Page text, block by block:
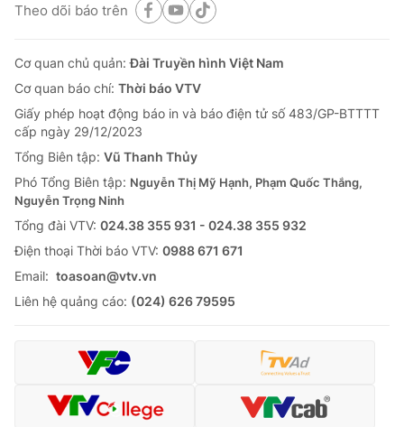
Theo dõi báo trên
Cơ quan chủ quản:Đài Truyền hình Việt Nam
Cơ quan báo chí: Thời báo VTV
Giấy phép hoạt động báo in và báo điện tử số 483/GP-BTTTT
cấp ngày 29/12/2023
Tổng Biên tập: Vũ Thanh Thủy
Phó Tổng Biên tập: Nguyễn Thị Mỹ Hạnh, Phạm Quốc Thắng,
Nguyễn Trọng Ninh
Tổng đài VTV: 024.38 355 931 - 024.38 355 932
Ðiện thoại Thời báo VTV: 0988 671 671
Email: toasoan@vtv.vn
Liên hệ quảng cáo: (024) 626 79595